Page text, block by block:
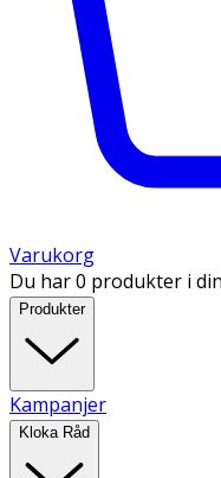
Varukorg
Du har 0 produkter i
Produkter
Kampanjer
Kloka Råd